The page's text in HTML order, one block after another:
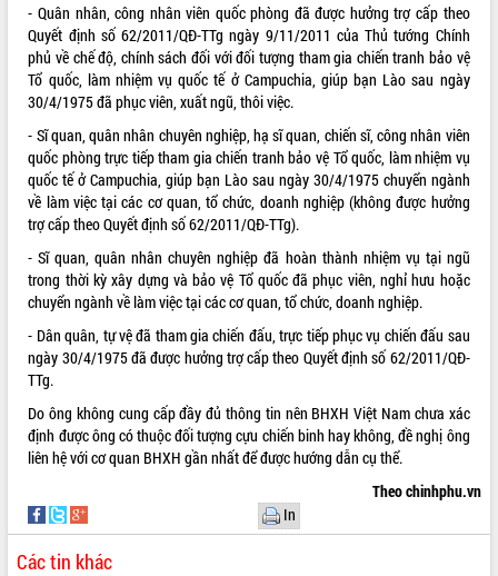
ĐIỂM TIN VĂN BẢN
QUY HOẠCH - KẾ HOẠCH
QUẢNG CÁO
- Quân nhân, công nhân viên quốc phòng đã được hưởng trợ cấp theo
Quyết định số62/2011/QĐ-TTg ngày 9/11/2011 của Thủ tướng Chính
phủ về chế độ, chính sách đối với đối tượng tham gia chiến tranh bảo vệ
Tổ quốc, làm nhiệm vụ quốc tế ở Campuchia, giúp bạn Lào sau ngày
30/4/1975 đã phục viên, xuất ngũ, thôi việc.
- Sĩ quan, quân nhân chuyên nghiệp, hạ sĩ quan, chiến sĩ, công nhân viên
quốc phòng trực tiếp tham gia chiến tranh bảo vệ Tổ quốc, làm nhiệm vụ
quốc tế ở Campuchia, giúp bạn Lào sau ngày 30/4/1975 chuyển ngành
về làm việc tại các cơ quan, tổ chức, doanh nghiệp (không được hưởng
trợ cấp theo Quyết định số 62/2011/QĐ-TTg).
- Sĩ quan, quân nhân chuyên nghiệp đã hoàn thành nhiệm vụ tại ngũ
trong thời kỳ xây dựng và bảo vệ Tổ quốc đã phục viên, nghỉ hưu hoặc
chuyển ngành về làm việc tại các cơ quan, tổ chức, doanh nghiệp.
- Dân quân, tự vệ đã tham gia chiến đấu, trực tiếp phục vụ chiến đấu sau
ngày 30/4/1975 đã được hưởng trợ cấp theo Quyết định số 62/2011/QĐ-
TTg.
Do ông không cung cấp đầy đủ thông tin nên BHXH Việt Nam chưa xác
định được ông có thuộc đối tượng cựu chiến binh hay không, đề nghị ông
liên hệ với cơ quan BHXH gần nhất để được hướng dẫn cụ thể.
Theo chinhphu.vn
In
Các tin khác